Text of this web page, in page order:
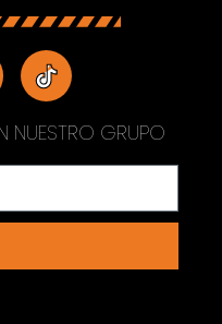
GRUPO